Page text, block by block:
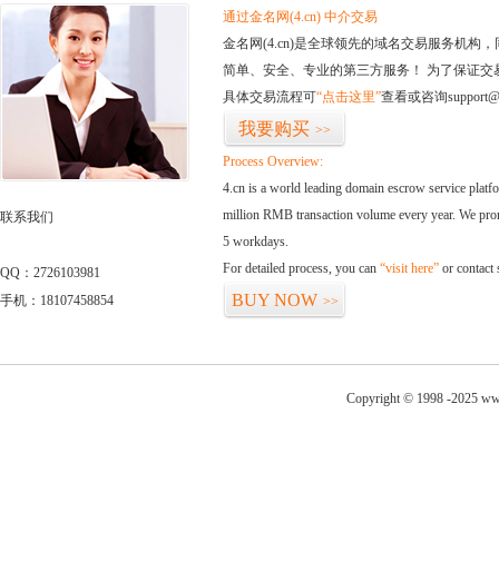
联系我们
QQ：2726103981
手机：18107458854
通过金名网(4.cn) 中介交易
金名网(4.cn)是全球领先的域名交易服务机构
简单、安全、专业的第三方服务！ 为了保证
具体交易流程可“点击这里”查看或咨询
我要购买 >>
Process Overview:
4.cn is a world leading domain escrow service
million RMB transaction volume every year. We
5 workdays.
For detailed process, you can “visit here” or contact
BUY NOW >>
Copyright © 1998 -2025